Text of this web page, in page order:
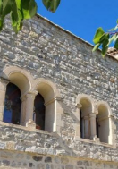
RECHERCHER